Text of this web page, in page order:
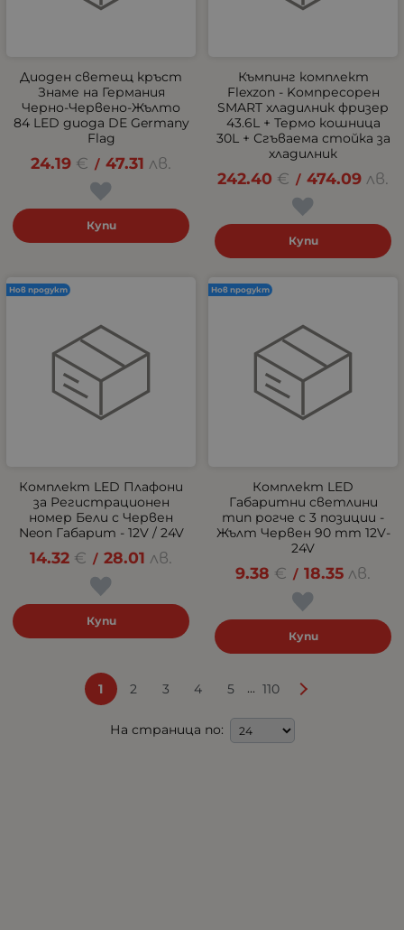
Диоден светещ кръст
Знаме на Германия
Черно-Червено-Жълто
84 LED диода DE Germany
Flag
24.19 € / 47.31 лв.
Купи
Къмпинг комплект
Flexzon - Kомпресорен
SMART хладилник фризер
43.6L + Термо кошница
30L + Сгъваема стойка за
хладилник
242.40 € / 474.09 лв.
Купи
Комплект LED Плафони
за Регистрационен
номер Бели с Червен
Neon Габарит - 12V / 24V
14.32 € / 28.01 лв.
Купи
Нов продукт
Комплект LED
Габаритни светлини
тип рогче с 3 позиции -
Жълт Червен 90 mm 12V-
24V
9.38 € / 18.35 лв.
Купи
Нов продукт
1 2 3 4 5 ... 110
На страница по: